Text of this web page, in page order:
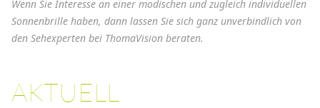
Wenn Sie Interesse an einer modischen und zugleich individuellen
Sonnenbrille haben, dann lassen Sie sich ganz unverbindlich von
den Sehexperten bei ThomaVision beraten.
AKTUELL